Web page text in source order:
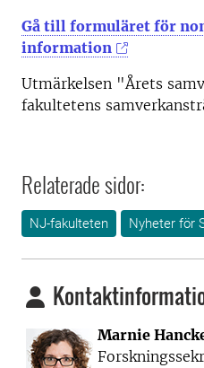
Gå till formuläret för
information
Utmärkelsen "Årets
fakultetens
Relaterade sidor:
NJ-fakulteten Nyheter för
Marnie